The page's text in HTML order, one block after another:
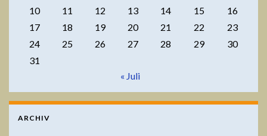
10
11 12 13 14 15
16
17
18 19 20 21 22
23
24
25 26 27 28 29
30
31
« Juli
ARCHIV